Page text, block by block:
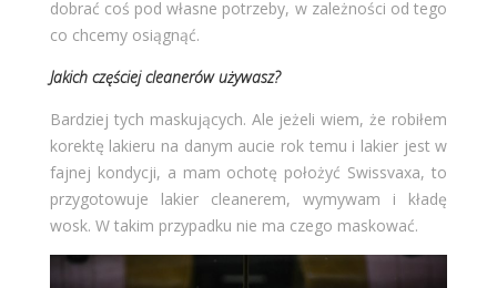
dobrać coś pod własne potrzeby, w zależności od tego
co chcemy osiągnąć.
Jakich częściej cleanerów używasz?
Bardziej tych maskujących. Ale jeżeli wiem, że robiłem
korektę lakieru na danym aucie rok temu i lakier jest w
fajnej kondycji, a mam ochotę położyć Swissvaxa, to
przygotowuje lakier cleanerem, wymywam i kładę
wosk. W takim przypadku nie ma czego maskować.